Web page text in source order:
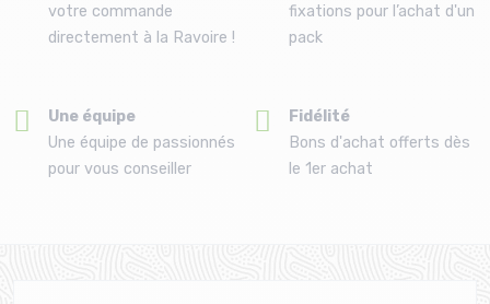
votre commande
directement à la Ravoire !
fixations pour l’achat d'un
pack
Une équipe
Une équipe de passionnés
pour vous conseiller
Fidélité
Bons d'achat offerts dès
le 1er achat